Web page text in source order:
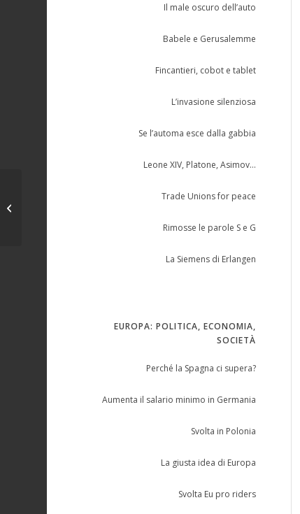
Il male oscuro dell’auto
Babele e Gerusalemme
Fincantieri, cobot e tablet
L’invasione silenziosa
Se l’automa esce dalla gabbia
Leone XIV, Platone, Asimov…
Trade Unions for peace
Rimosse le parole S e G
La Siemens di Erlangen
EUROPA: POLITICA, ECONOMIA,
SOCIETÀ
Perché la Spagna ci supera?
Aumenta il salario minimo in Germania
Svolta in Polonia
La giusta idea di Europa
Svolta Eu pro riders